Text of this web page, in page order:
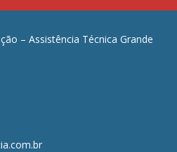
– Assistência Técnica Grande